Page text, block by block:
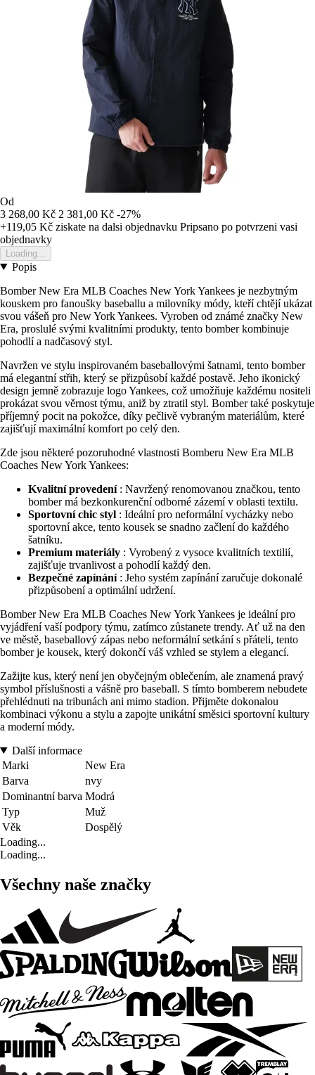
Od
3 268,00 Kč 2 381,00 Kč -27%
+119,05 Kč ziskate na dalsi objednavku Pripsano po potvrzeni vasi
objednavky
Loading...
Popis
Bomber New Era MLB Coaches New York Yankees je nezbytným
kouskem pro fanoušky baseballu a milovníky módy, kteří chtějí ukázat
svou vášeň pro New York Yankees. Vyroben od známé značky New
Era, proslulé svými kvalitními produkty, tento bomber kombinuje
pohodlí a nadčasový styl.
Navržen ve stylu inspirovaném baseballovými šatnami, tento bomber
má elegantní střih, který se přizpůsobí každé postavě. Jeho ikonický
design jemně zobrazuje logo Yankees, což umožňuje každému nositeli
prokázat svou věrnost týmu, aniž by ztratil styl. Bomber také poskytuje
příjemný pocit na pokožce, díky pečlivě vybraným materiálům, které
zajišťují maximální komfort po celý den.
Zde jsou některé pozoruhodné vlastnosti Bomberu New Era MLB
Coaches New York Yankees:
Kvalitní provedení: Navržený renomovanou značkou, tento
bomber má bezkonkurenční odborné zázemí v oblasti textilu.
Sportovní chic styl : Ideální pro neformální vycházky nebo
sportovní akce, tento kousek se snadno začlení do každého
šatníku.
Premium materiály : Vyrobený z vysoce kvalitních textilií,
zajišťuje trvanlivost a pohodlí každý den.
Bezpečné zapínání: Jeho systém zapínání zaručuje dokonalé
přizpůsobení a optimální udržení.
Bomber New Era MLB Coaches New York Yankees je ideální pro
vyjádření vaší podpory týmu, zatímco zůstanete trendy. Ať už na den
ve městě, baseballový zápas nebo neformální setkání s přáteli, tento
bomber je kousek, který dokončí váš vzhled se stylem a elegancí.
Zažijte kus, který není jen obyčejným oblečením, ale znamená pravý
symbol příslušnosti a vášně pro baseball. S tímto bomberem nebudete
přehlédnuti na tribunách ani mimo stadion. Přijměte dokonalou
kombinaci výkonu a stylu a zapojte unikátní směsici sportovní kultury
a moderní módy.
Další informace
Marki
New Era
Barva
nvy
Dominantní barva Modrá
Typ
Muž
Věk
Dospělý
Loading...
Loading...
Všechny naše značky